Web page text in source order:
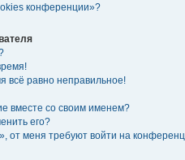
конференции»?
всё равно неправильное!
вместе со своим именем?
его?
от меня требуют войти на